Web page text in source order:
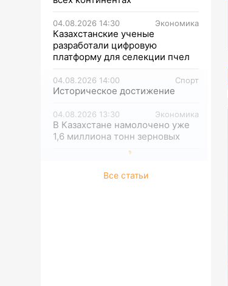
04.08.2026 14:30 Экономика
Казахстанские ученые
разработали цифровую
платформу для селекции пчел
04.08.2026 14:00 Спорт
Историческое достижение
04.08.2026 13:30 Экономика
В Казахстане намолочено уже
1,6 миллиона тонн зерновых
Все статьи